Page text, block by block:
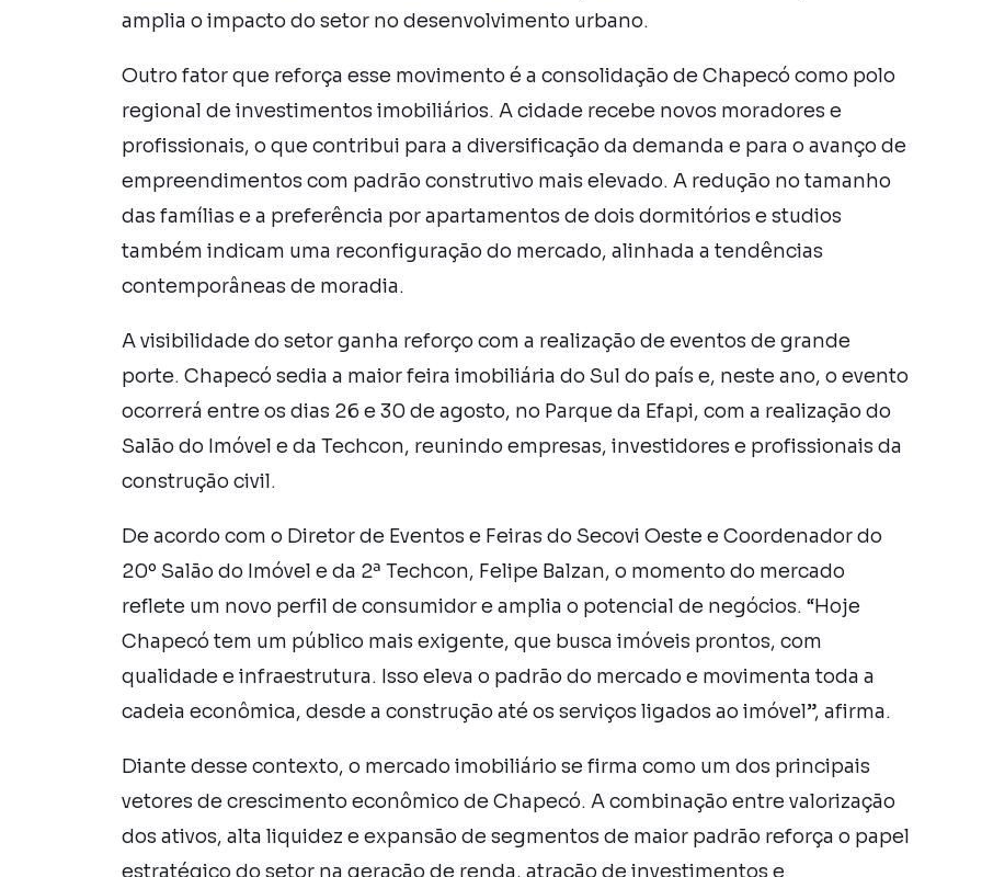
amplia o impacto do setor no desenvolvimento urbano.
Outro fator que reforça esse movimento é a consolidação de Chapecó como polo
regional de investimentos imobiliários. A cidade recebe novos moradores e
profissionais, o que contribui para a diversificação da demanda e para o avanço de
empreendimentos com padrão construtivo mais elevado. A redução no tamanho
das famílias e a preferência por apartamentos de dois dormitórios e studios
também indicam uma reconfiguração do mercado, alinhada a tendências
contemporâneas de moradia.
A visibilidade do setor ganha reforço com a realização de eventos de grande
porte. Chapecó sedia a maior feira imobiliária do Sul do país e, neste ano, o evento
ocorrerá entre os dias 26 e 30 de agosto, no Parque da Efapi, com a realização do
Salão do Imóvel e da Techcon, reunindo empresas, investidores e profissionais da
construção civil.
De acordo com o Diretor de Eventos e Feiras do Secovi Oeste e Coordenador do
20º Salão do Imóvel e da 2ª Techcon, Felipe Balzan, o momento do mercado
reflete um novo perfil de consumidor e amplia o potencial de negócios. “Hoje
Chapecó tem um público mais exigente, que busca imóveis prontos, com
qualidade e infraestrutura. Isso eleva o padrão do mercado e movimenta toda a
cadeia econômica, desde a construção até os serviços ligados ao imóvel”, afirma.
Diante desse contexto, o mercado imobiliário se firma como um dos principais
vetores de crescimento econômico de Chapecó. A combinação entre valorização
dos ativos, alta liquidez e expansão de segmentos de maior padrão reforça o papel
estratégico do setor na geração de renda, atração de investimentos e